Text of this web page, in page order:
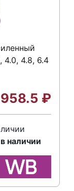
4.0, 4.8, 6.4
₽
наличии